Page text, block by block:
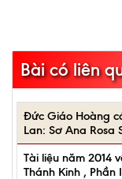
Bài có liên
Đức Giáo Hoàng
Lan: Sơ Ana Rosa
Tài liệu năm 2014
Thánh Kinh ,